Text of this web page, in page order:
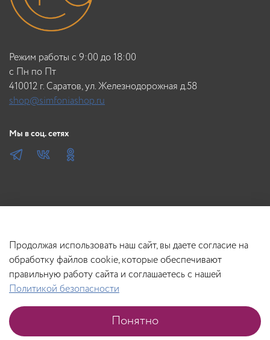
В корзину
Режим работы с 9:00 до 18:00
c Пн по Пт
410012 г. Саратов, ул. Железнодорожная д.58
shop@simfoniashop.ru
Мы в соц. сетях
Продолжая использовать наш сайт, вы даете согласие на
обработку файлов cookie, которые обеспечивают
правильную работу сайта и соглашаетесь с нашей
Политикой безопасности
Понятно